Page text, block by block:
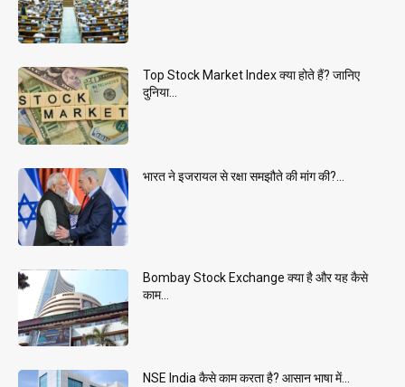
Top Stock Market Index क्या होते हैं? जानिए
दुनिया...
भारत ने इजरायल से रक्षा समझौते की मांग की?...
Bombay Stock Exchange क्या है और यह कैसे
काम...
NSE India कैसे काम करता है? आसान भाषा में...